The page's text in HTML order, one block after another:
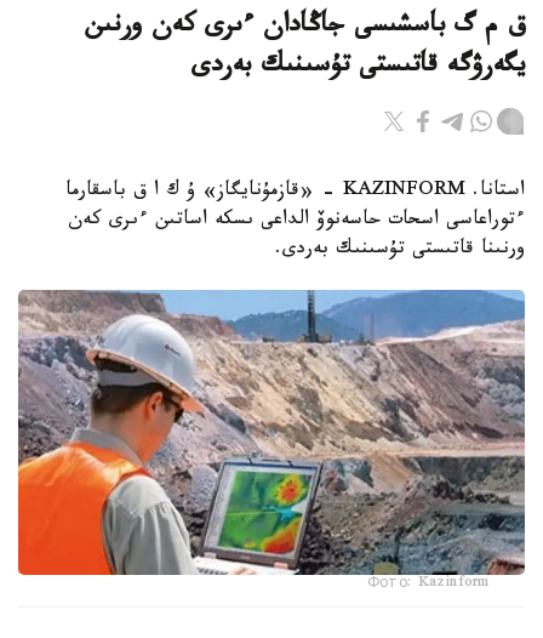
ق م گ باسشىسى جاڭادان ءىرى كەن ورنىن
يگەرۋگە قاتىستى تۇسىنىك بەردى
استانا. KAZINFORM - «قازمۇنايگاز» ۇ ك ا ق باسقارما
ءتوراعاسى اسحات حاسەنوۆ الداعى ىسكە اساتىن ءىرى كەن
ورنىنا قاتىستى تۇسىنىك بەردى.
Фото: Kazinform